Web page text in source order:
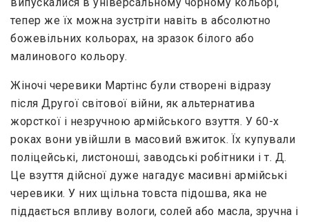
випускалися в універсальному чорному кольорі,
тепер же їх можна зустріти навіть в абсолютно
божевільних кольорах, на зразок білого або
малинового кольору.
Жіночі черевики Мартінс були створені відразу
після Другої світової війни, як альтернатива
жорсткої і незручною армійського взуття. У 60-х
роках вони увійшли в масовий вжиток. Їх купували
поліцейські, листоноші, заводські робітники і т. Д.
Це взуття дійсної дуже нагадує масивні армійські
черевики. У них щільна товста підошва, яка не
піддається впливу вологи, солей або масла, зручна і